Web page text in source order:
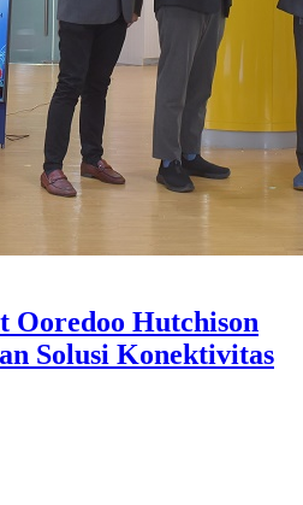
Ooredoo Hutchison
Solusi Konektivitas